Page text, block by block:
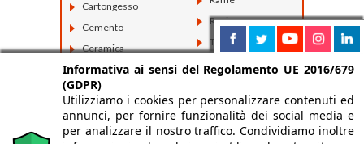
Cartongesso
Cemento
Ceramica
Compositi
Fibrocemento
Resina
Tessuti
Vetro
Informativa ai sensi del Regolamento UE 2016/679
(GDPR)
Utilizziamo i cookies per personalizzare contenuti ed
annunci, per fornire funzionalità dei social media e
per analizzare il nostro traffico. Condividiamo inoltre